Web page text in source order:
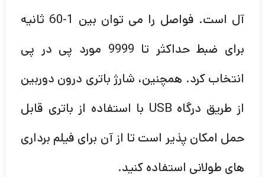
آل است. فواصل را می توان بین 1-60 ثانیه
برای ضبط حداکثر تا 9999 مورد پی در پی
انتخاب کرد. همچنین، شارژ باتری درون دوربین
از طریق درگاه USB با استفاده از باتری قابل
حمل امکان پذیر است تا از آن برای فیلم برداری
های طولانی استفاده کنید.